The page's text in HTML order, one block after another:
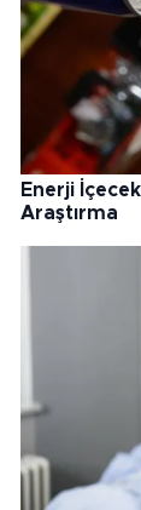
Enerji
Araştırma